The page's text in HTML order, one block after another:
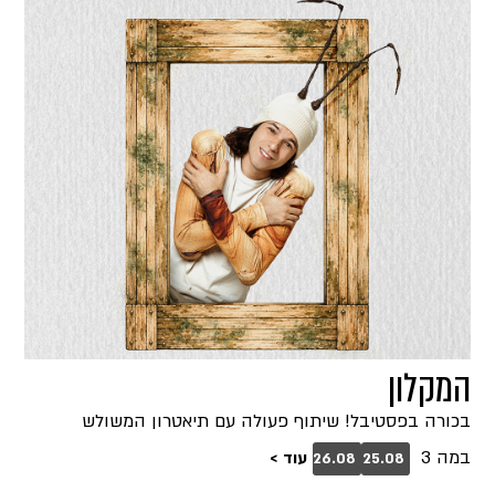
המקלון
בכורה בפסטיבל! שיתוף פעולה עם תיאטרון המשולש
במה 3
25.08
26.08 עוד >